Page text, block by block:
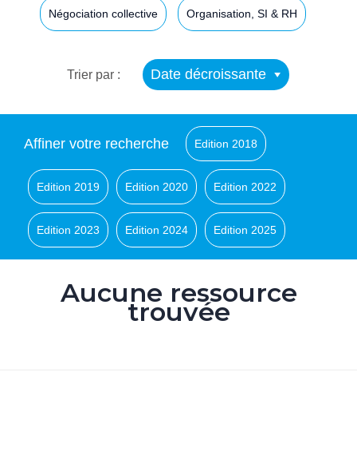
Négociation collective Organisation, SI & RH
Trier par : Date décroissante
Affiner votre recherche Edition 2018
Edition 2019 Edition 2020 Edition 2022
Edition 2023 Edition 2024 Edition 2025
Aucune ressource
trouvée